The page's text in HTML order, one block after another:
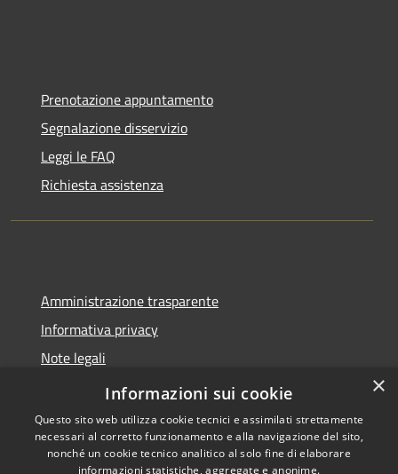
Prenotazione appuntamento
Segnalazione disservizio
Leggi le FAQ
Richiesta assistenza
Amministrazione trasparente
Informativa privacy
Note legali
Dichiarazione di accessibilità
×
Informazioni sui cookie
Questo sito web utilizza cookie tecnici e assimilati strettamente
necessari al corretto funzionamento e alla navigazione del sito,
nonché un cookie tecnico analitico al solo fine di elaborare
informazioni statistiche, aggregate e anonime.